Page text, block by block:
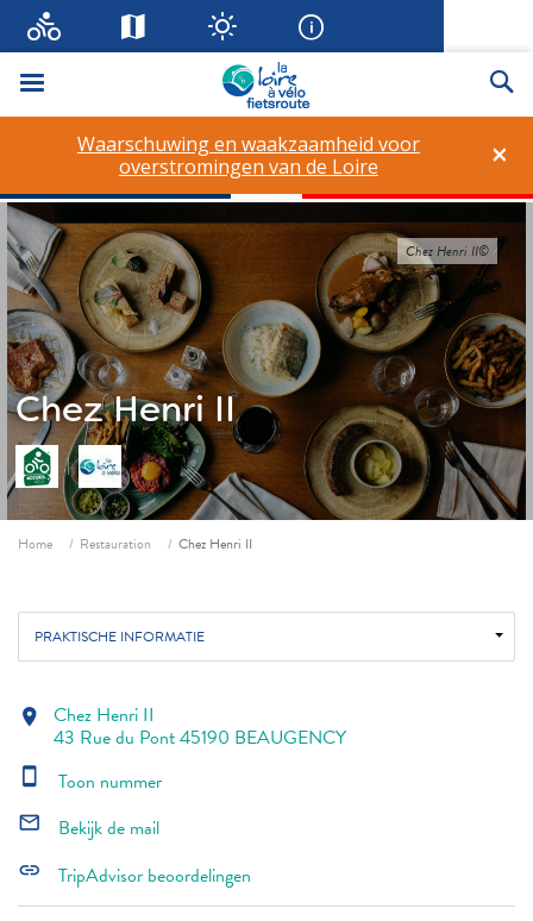
Menu
×
Waarschuwing en waakzaamheid voor
overstromingen van de Loire
Chez Henri II
Chez Henri II©
Fil d'ariane
Home Restauration Chez Henri II
PRAKTISCHE INFORMATIE
location_on Chez Henri II
43 Rue du Pont 45190 BEAUGENCY
smartphone Toon nummer
mail_outline Bekijk de mail
link TripAdvisor beoordelingen